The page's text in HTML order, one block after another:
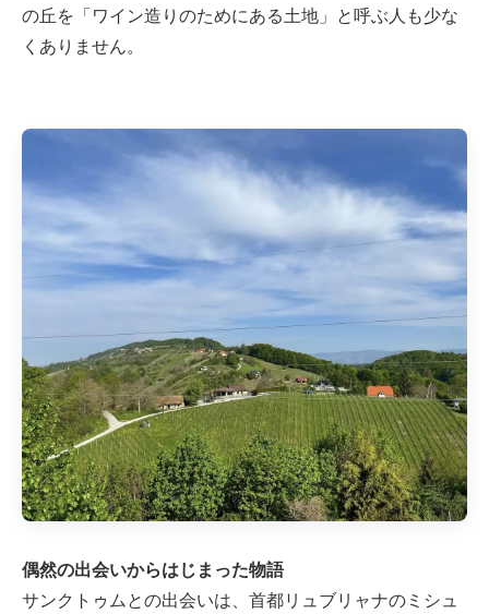
の丘を「ワイン造りのためにある土地」と呼ぶ人も少な
くありません。
偶然の出会いからはじまった物語
サンクトゥムとの出会いは、首都リュブリャナのミシュ